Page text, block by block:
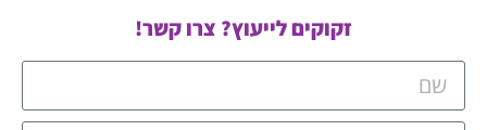
זקוקים לייעוץ? צרו קשר!